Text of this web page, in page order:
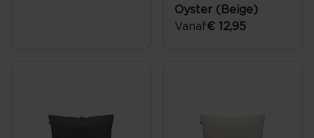
Oyster (Beige)
Vanaf€ 12,95